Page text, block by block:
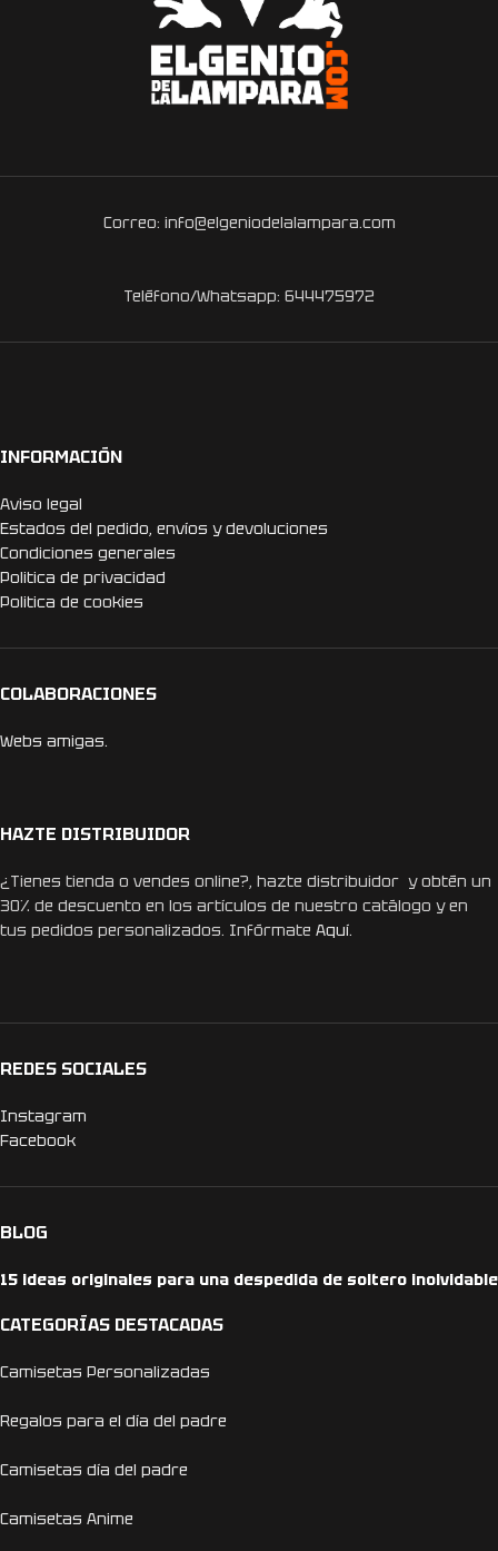
Correo: info@elgeniodelalampara.com
Teléfono/Whatsapp: 644475972
INFORMACIÓN
Aviso legal
Estados del pedido, envíos y devoluciones
Condiciones generales
Politica de privacidad
Politica de cookies
COLABORACIONES
Webs amigas.
HAZTE DISTRIBUIDOR
¿Tienes tienda o vendes online?, hazte distribuidor y obtén un
30% de descuento en los artículos de nuestro catálogo y en
tus pedidos personalizados. Infórmate Aquí.
REDES SOCIALES
Instagram
Facebook
BLOG
15 ideas originales para una despedida de soltero inolvidable
CATEGORÍAS DESTACADAS
Camisetas Personalizadas
Regalos para el día del padre
Camisetas día del padre
Camisetas Anime